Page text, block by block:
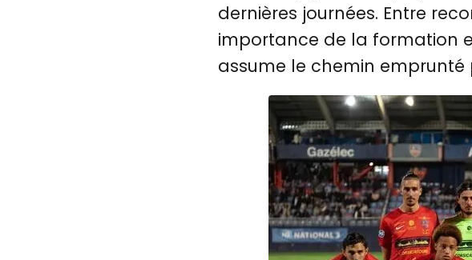
dernières journées. Entre
importance de la formation
assume le chemin emprunté